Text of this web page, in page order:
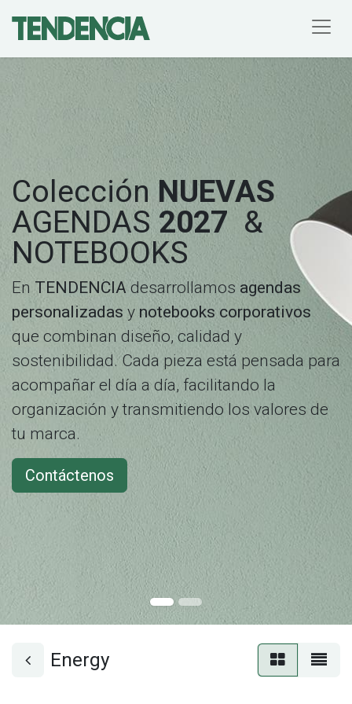
Colección NUEVAS
AGENDAS2027 &
NOTEBOOKS
En TENDENCIA desarrollamos agendas
personalizadas y notebooks corporativos
que combinan diseño, calidad y
sostenibilidad. Cada pieza está pensada para
acompañar el día a día, facilitando la
organización y transmitiendo los valores de
tu marca.
Contáctenos
Energy